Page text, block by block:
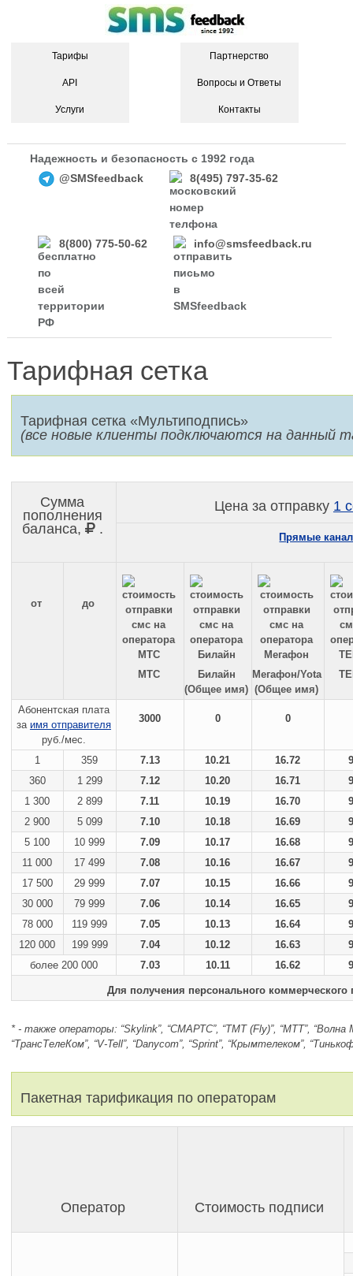
Тарифы
API
Услуги
Партнерство
Вопросы и Ответы
Контакты
Надежность и безопасность с 1992 года
@SMSfeedback
8(495) 797-35-62
8(800) 775-50-62 info@smsfeedback.ru
Тарифная сетка
Тарифная сетка «Мультиподпись»
(все новые клиенты подключаются на данный
Сумма
пополнения
баланса,
.
Цена за отправку 1
Прямые
от до
МТС
Билайн
(Общее имя)
Мегафон/Yota
(Общее имя)
Абонентская плата
за имя отправителя
руб./мес.
3000 0 0
1 359 7.13 10.21 16.72
360
1 299 7.12 10.20 16.71
1 300
2 899 7.11 10.19 16.70
2 900
5 099 7.10 10.18 16.69
5 100
10 999 7.09 10.17 16.68
11 000
17 499 7.08 10.16 16.67
17 500
29 999 7.07 10.15 16.66
30 000
79 999 7.06 10.14 16.65
78 000
119 999 7.05 10.13 16.64
120 000
199 999 7.04 10.12 16.63
более 200 000
7.03 10.11 16.62
Для получения персонального
* - также операторы: “Skylink”, “СМАРТС”, “ТМТ (Fly)”, “МТТ”, “Волна
“ТрансТелеКом”, “V-Tell”, “Danycom”, “Sprint”, “Крымтелеком”,
Пакетная тарификация по операторам
Оператор Стоимость подписи